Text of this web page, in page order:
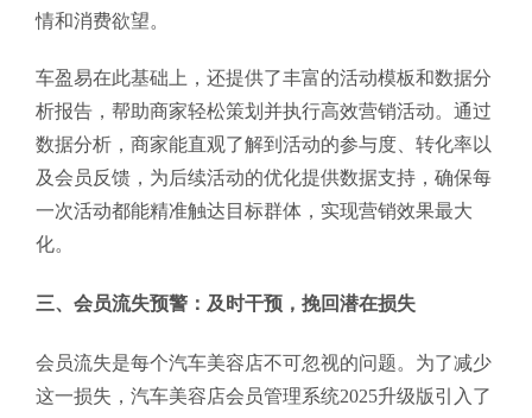
情和消费欲望。
车盈易在此基础上，还提供了丰富的活动模板和数据分
析报告，帮助商家轻松策划并执行高效营销活动。通过
数据分析，商家能直观了解到活动的参与度、转化率以
及会员反馈，为后续活动的优化提供数据支持，确保每
一次活动都能精准触达目标群体，实现营销效果最大
化。
三、会员流失预警：及时干预，挽回潜在损失
会员流失是每个汽车美容店不可忽视的问题。为了减少
这一损失，汽车美容店会员管理系统2025升级版引入了